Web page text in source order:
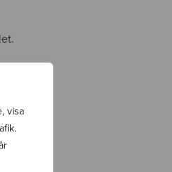
visa